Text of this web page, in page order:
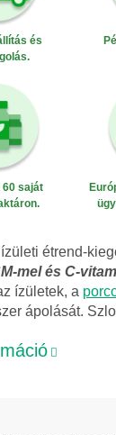
és
60 saját
étrend-
mel és C-
ízületek, a
ápolását.